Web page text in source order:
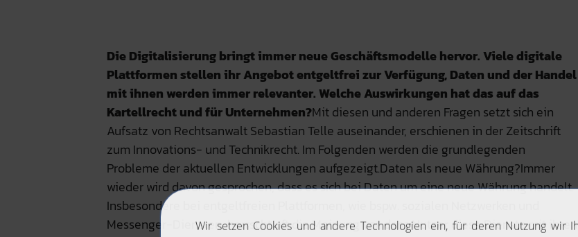
Die Digitalisierung bringt immer neue Geschäftsmodelle hervor. Viele digitale
Plattformen stellen ihr Angebot entgeltfrei zur Verfügung, Daten und der Handel
mit ihnen werden immer relevanter. Welche Auswirkungen hat das auf das
Kartellrecht und für Unternehmen?Mit diesen und anderen Fragen setzt sich ein
Aufsatz von Rechtsanwalt Sebastian Telle auseinander, erschienen in der Zeitschrift
zum Innovations- und Technikrecht. Im Folgenden werden die grundlegenden
Probleme der aktuellen Entwicklungen aufgezeigt.Daten als neue Währung?Immer
wieder wird davon gesprochen, dass es sich bei Daten um eine neue Währung handelt.
Insbesondere bei entgeltfreien Plattformen, wie bspw. sozialen Netzwerken und
Messenger-Diensten, herrscht oft die Meinung vor, dass Nutzer diese Dienste mit ihren